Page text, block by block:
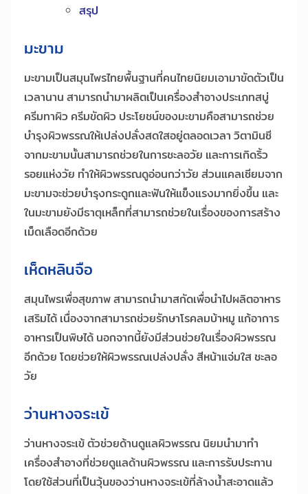
สรุป
มะขาม
มะขามเป็นสมุนไพรไทยพื้นฐานที่คนไทยนิยมเอามาขัดตัวเป็น
เวลานาน สามารถนำมาผลิตเป็นเครื่องสำอางประเภทสบู่
ครีมทาผิว ครีมขัดผิว ประโยชน์ของมะขามคือสามารถช่วย
บำรุงผิวพรรณให้เปล่งปลั่งสดใสอยู่ตลอดเวลา วิตามินซี
จากมะขามนั้นสามารถช่วยในการชะลอวัย และการเกิดริ้ว
รอยแห่งวัย ทำให้ผิวพรรณดูอ่อนกว่าวัย ส่วนแคลเซียมจาก
มะขามจะช่วยบำรุงกระดูกและฟันให้แข็งแรงมากยิ่งขึ้น และ
ในมะขามยังมีธาตุเหล็กที่สามารถช่วยในเรื่องของการสร้าง
เม็ดเลือดอีกด้วย
เห็ดหลินจือ
สมุนไพรเพื่อสุขภาพ สามารถนำมาสกัดเพื่อนำไปผลิตอาหาร
เสริมได้ เนื่องจากสามารถช่วยรักษาโรคลมบ้าหมู แก้อาการ
อาหารเป็นพิษได้ นอกจากนี้ยังมีส่วนช่วยในเรื่องผิวพรรณ
อีกด้วย โดยช่วยให้ผิวพรรณเปล่งปลั่ง สีหน้าแจ่มใส ชะลอ
วัย
ว่านหางจระเข้
ว่านหางจระเข้ ตัวช่วยด้านดูแลผิวพรรณ นิยมนำมาทำ
เครื่องสำอางที่ช่วยดูแลด้านผิวพรรณ และการรับประทาน
โดยใช้ส่วนที่เป็นวุ้นของว่านหางจระเข้ที่ล้างน้ำสะอาดแล้ว